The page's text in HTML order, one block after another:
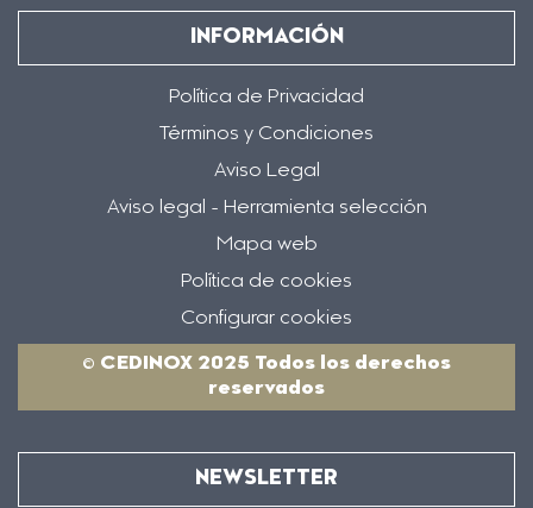
INFORMACIÓN
Política de Privacidad
Términos y Condiciones
Aviso Legal
Aviso legal - Herramienta selección
Mapa web
Política de cookies
Configurar cookies
© CEDINOX 2025 Todos los derechos
reservados
NEWSLETTER